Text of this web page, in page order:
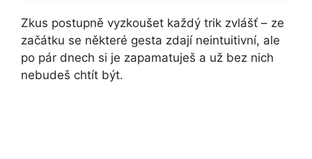
Zkus postupně vyzkoušet každý trik zvlášť – ze
začátku se některé gesta zdají neintuitivní, ale
po pár dnech si je zapamatuješ a už bez nich
nebudeš chtít být.